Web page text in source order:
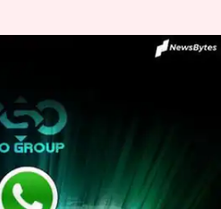
जासूसी मामला:
सामने
10:45 am